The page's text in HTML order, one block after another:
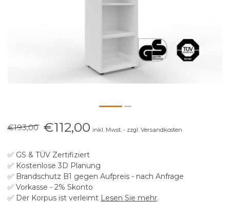
€193,00 €112,00 inkl. Mwst. - zzgl. Versandkosten
✅ GS & TÜV Zertifiziert
✅ Kostenlose 3D Planung
✅ Brandschutz B1 gegen Aufpreis - nach Anfrage
✅ Vorkasse - 2% Skonto
✅ Der Korpus ist verleimt Lesen Sie mehr.